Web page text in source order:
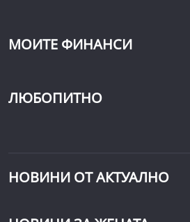
МОИТЕ ФИНАНСИ
ЛЮБОПИТНО
НОВИНИ ОТ АКТУАЛНО